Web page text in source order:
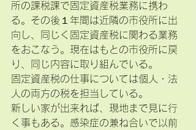
所の課税課で固定資産税業務に携わ
る。その後１年間は近隣の市役所に出
向し、同じく固定資産税に関わる業務
をおこなう。現在はもとの市役所に戻
り、同じ内容に取り組んでいる。
固定資産税の仕事については個人・法
人の両方の税を担当している。
新しい家が出来れば、現地まで見に行
く事もある。感染症の兼ね合いで以前